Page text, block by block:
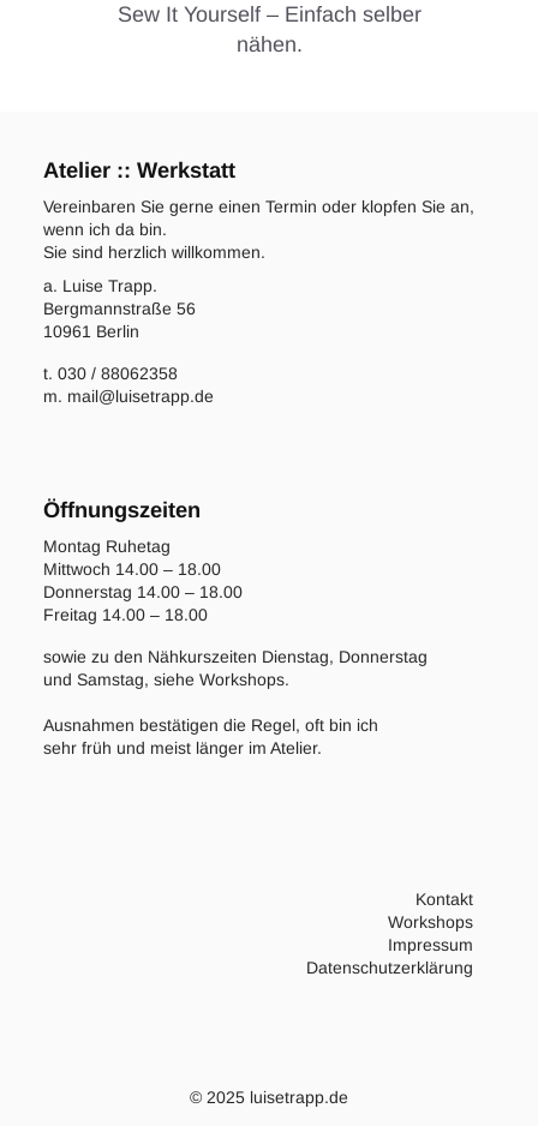
Sew It Yourself – Einfach selber
nähen.
Atelier :: Werkstatt
Vereinbaren Sie gerne einen Termin oder klopfen Sie an,
wenn ich da bin.
Sie sind herzlich willkommen.
a. Luise Trapp.
Bergmannstraße 56
10961 Berlin
t. 030 / 88062358
m. mail@luisetrapp.de
Öffnungszeiten
Montag Ruhetag
Mittwoch 14.00 – 18.00
Donnerstag 14.00 – 18.00
Freitag 14.00 – 18.00
sowie zu den Nähkurszeiten Dienstag, Donnerstag
und Samstag, siehe Workshops.
Ausnahmen bestätigen die Regel, oft bin ich
sehr früh und meist länger im Atelier.
Kontakt
Workshops
Impressum
Datenschutzerklärung
© 2025 luisetrapp.de